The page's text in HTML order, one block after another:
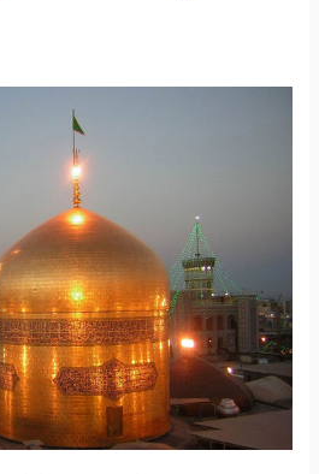
درخواست
شاه
توت
زائر
پاکستانی
و